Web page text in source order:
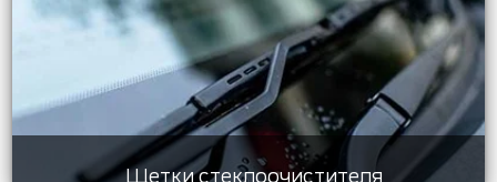
Щетки стеклоочистителя